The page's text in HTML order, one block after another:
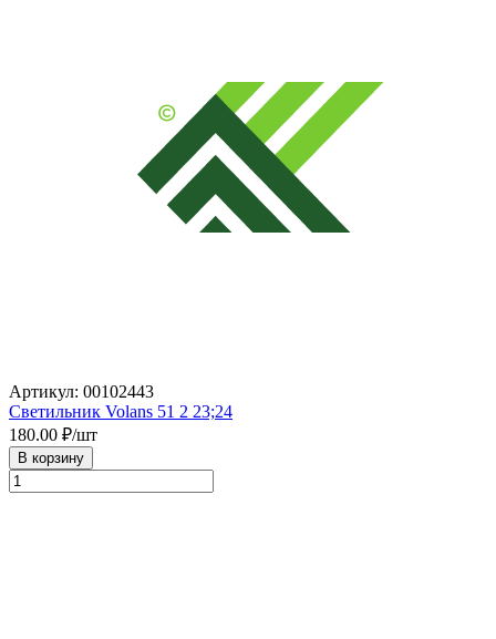
Артикул: 00102443
Светильник Volans 51 2 23;24
180.00 ₽/шт
В корзину